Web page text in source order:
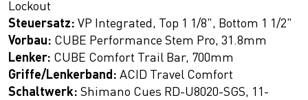
Lockout
Steuersatz: VP Integrated, Top 1 1/8", Bottom 1 1/2"
Vorbau: CUBE Performance Stem Pro, 31.8mm
Lenker: CUBE Comfort Trail Bar, 700mm
Griffe/Lenkerband: ACID Travel Comfort
Schaltwerk: Shimano Cues RD-U8020-SGS, 11-